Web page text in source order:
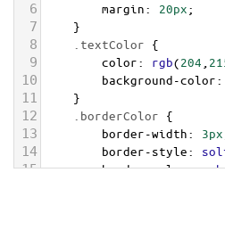
6 margin: 20px;
7 }
8 .textColor {
9 color: rgb(204
10 background-color:
11 }
12 .borderColor {
13 border-width: 3px
14 border-style:
15 border-color: rgb